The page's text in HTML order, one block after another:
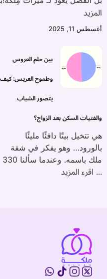
المزيد
أغسطس 11, 2025
بين حلم العروس
وطموح العريس: كيف
يتصور الشباب
والفتيات السكن بعد الزواج؟
هي تتخيل بيتًا دافئًا مليئًا
بالورود… وهو يفكر في شقة
ملك باسمه. وعندما سألنا 330
... اقرء المزيد